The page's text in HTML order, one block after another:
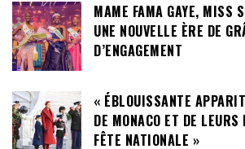
MAME FAMA GAYE, MISS
UNE NOUVELLE ÈRE DE
D’ENGAGEMENT
« ÉBLOUISSANTE
DE MONACO ET DE
FÊTE NATIONALE »